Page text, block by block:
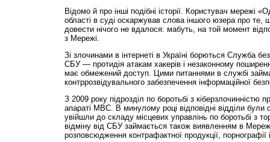
Відомо й про інші подібні історії. Користувач мережі
області в суді оскаржував слова іншого юзера про те,
довести нічого не вдалося: мабуть, на той момент
з Мережі.
Зі злочинами в інтернеті в Україні борються Служба
СБУ — протидія атакам хакерів і незаконному
має обмежений доступ. Цими питаннями в службі
контррозвідувального забезпечення інформаційної
З 2009 року підрозділ по боротьбі з кіберзлочинністю
апараті МВС. В минулому році відповідні відділи були
увійшли до складу місцевих управлінь по боротьбі з
відміну від СБУ займається також виявленням в
розповсюдження контрафактної продукції, порнографії